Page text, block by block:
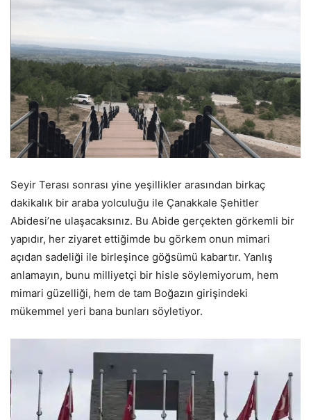
Seyir Terası sonrası yine yeşillikler arasından birkaç
dakikalık bir araba yolculuğu ile Çanakkale Şehitler
Abidesi’ne ulaşacaksınız. Bu Abide gerçekten görkemli bir
yapıdır, her ziyaret ettiğimde bu görkem onun mimari
açıdan sadeliği ile birleşince göğsümü kabartır. Yanlış
anlamayın, bunu milliyetçi bir hisle söylemiyorum, hem
mimari güzelliği, hem de tam Boğazın girişindeki
mükemmel yeri bana bunları söyletiyor.